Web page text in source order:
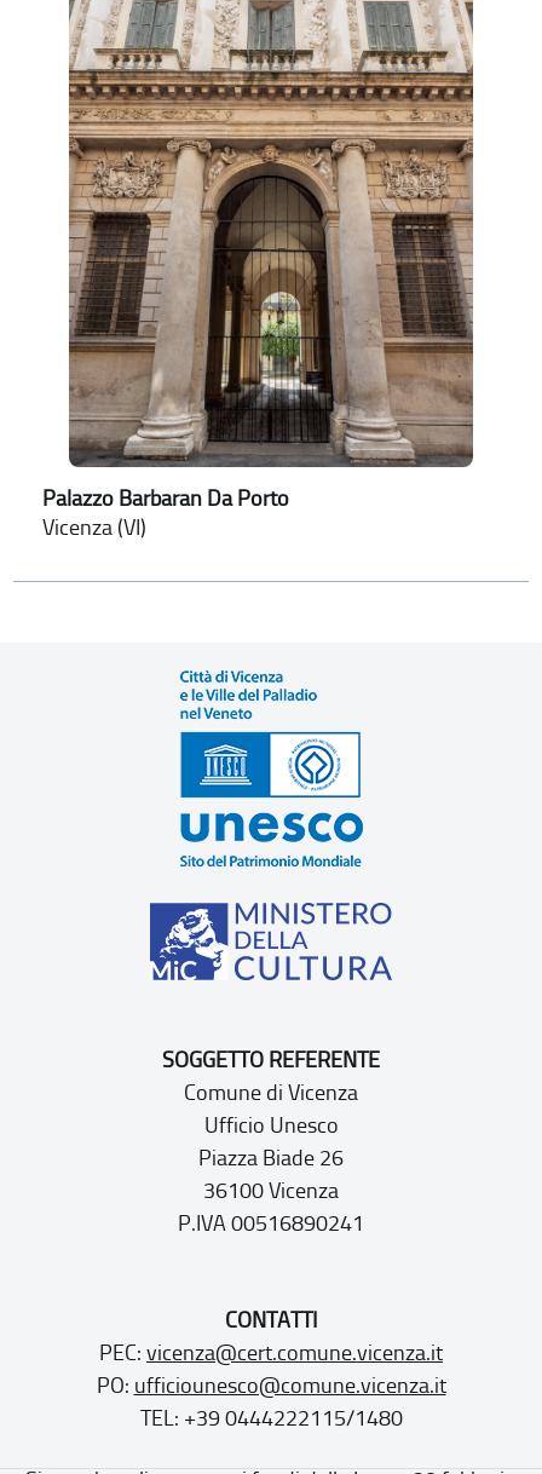
Palazzo Barbaran Da Porto
Vicenza (VI)
SOGGETTO REFERENTE
Comune di Vicenza
Ufficio Unesco
Piazza Biade 26
36100 Vicenza
P.IVA 00516890241
CONTATTI
PEC: vicenza@cert.comune.vicenza.it
PO: ufficiounesco@comune.vicenza.it
TEL: +39 0444222115/1480